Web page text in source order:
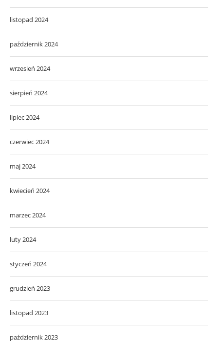
listopad 2024
październik 2024
wrzesień 2024
sierpień 2024
lipiec 2024
czerwiec 2024
maj 2024
kwiecień 2024
marzec 2024
luty 2024
styczeń 2024
grudzień 2023
listopad 2023
październik 2023